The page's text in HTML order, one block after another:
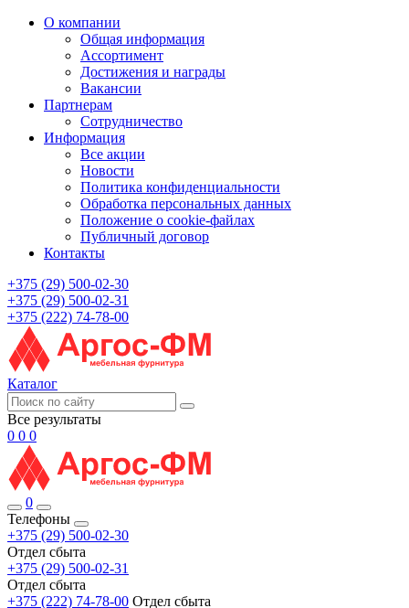
О компании
Общая информация
Ассортимент
Достижения и награды
Вакансии
Партнерам
Сотрудничество
Информация
Все акции
Новости
Политика конфиденциальности
Обработка персональных данных
Положение о cookie-файлах
Публичный договор
Контакты
+375 (29) 500-02-30
+375 (29) 500-02-31
+375 (222) 74-78-00
Каталог
Все результаты
0 0 0
0
Телефоны
+375 (29) 500-02-30
Отдел сбыта
+375 (29) 500-02-31
Отдел сбыта
+375 (222) 74-78-00 Отдел сбыта